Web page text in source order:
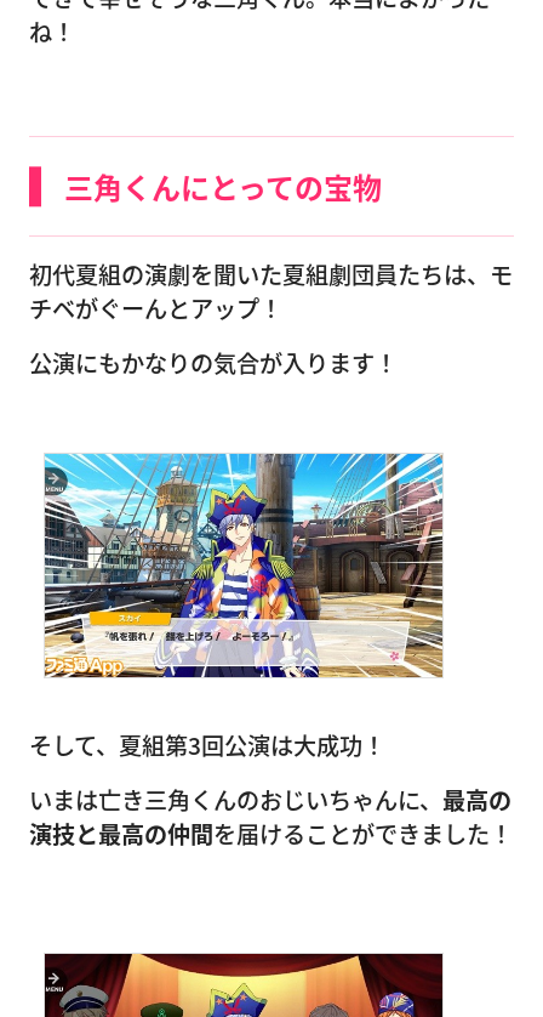
ね！
三角くんにとっての宝物
初代夏組の演劇を聞いた夏組劇団員たちは、モ
チベがぐーんとアップ！
公演にもかなりの気合が入ります！
そして、夏組第3回公演は大成功！
いまは亡き三角くんのおじいちゃんに、 最高の
演技と最高の仲間を届けることができました！